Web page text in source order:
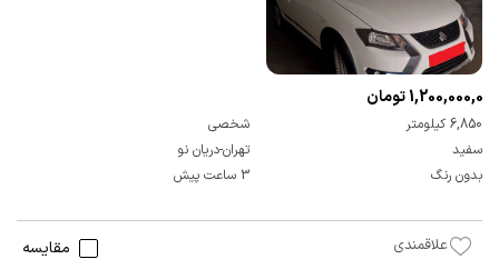
1,200,000,000 تومان
6,850 کیلومتر
شخصی
سفید
تهران-دریان نو
بدون رنگ
3 ساعت پیش
علاقمندی مقایسه